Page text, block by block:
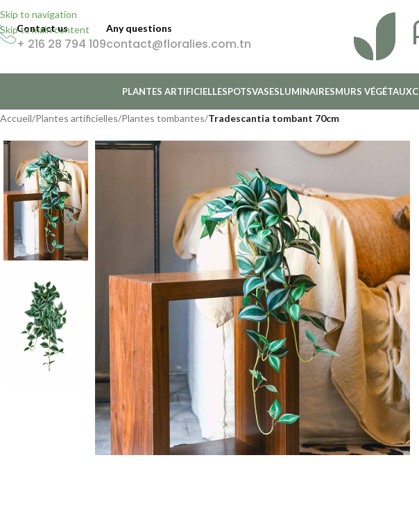
Skip to navigation
Skip to main content
Contact us
+ 216 28 794 109
Any questions
contact@floralies.com.tn
PLANTES ARTIFICIELLESPOTSVASESLUMINAIRESMURS VÉGÉTAUX
Accueil/Plantes artificielles/Plantes tombantes/Tradescantia tombant 70cm